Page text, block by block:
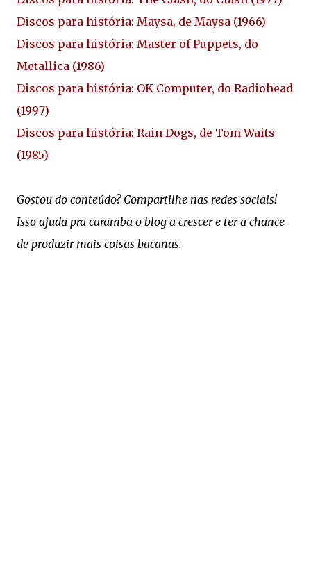
Discos para história: Maysa, de Maysa (1966)
Discos para história: Master of Puppets, do
Metallica (1986)
Discos para história: OK Computer, do Radiohead
(1997)
Discos para história: Rain Dogs, de Tom Waits
(1985)
Gostou do conteúdo? Compartilhe nas redes sociais!
Isso ajuda pra caramba o blog a crescer e ter a chance
de produzir mais coisas bacanas.